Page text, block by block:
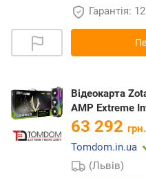
Гарантія:
Відеокарта
AMP Extreme
63 292 грн.
Tomdom.in.ua
(Львів)